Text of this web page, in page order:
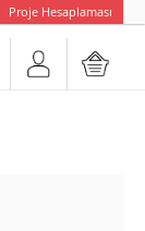
Proje Hesaplaması